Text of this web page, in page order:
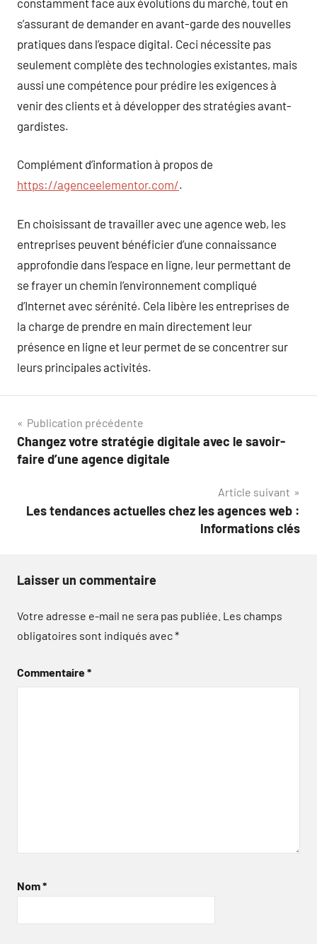
s’assurant de demander en avant-garde des nouvelles
pratiques dans l’espace digital. Ceci nécessite pas
seulement complète des technologies existantes, mais
aussi une compétence pour prédire les exigences à
venir des clients et à développer des stratégies avant-
gardistes.
Complément d’information à propos de
https://agenceelementor.com/.
En choisissant de travailler avec une agence web, les
entreprises peuvent bénéficier d’une connaissance
approfondie dans l’espace en ligne, leur permettant de
se frayer un chemin l’environnement compliqué
d’Internet avec sérénité. Cela libère les entreprises de
la charge de prendre en main directement leur
présence en ligne et leur permet de se concentrer sur
leurs principales activités.
Navigation
de
Publication précédente
Changez votre stratégie digitale avec le savoir-
faire d’une agence digitale
Article suivant
Les tendances actuelles chez les agences web :
Informations clés
Laisser un commentaire
Votre adresse e-mail ne sera pas publiée. Les champs
obligatoires sont indiqués avec*
Commentaire*
Nom*